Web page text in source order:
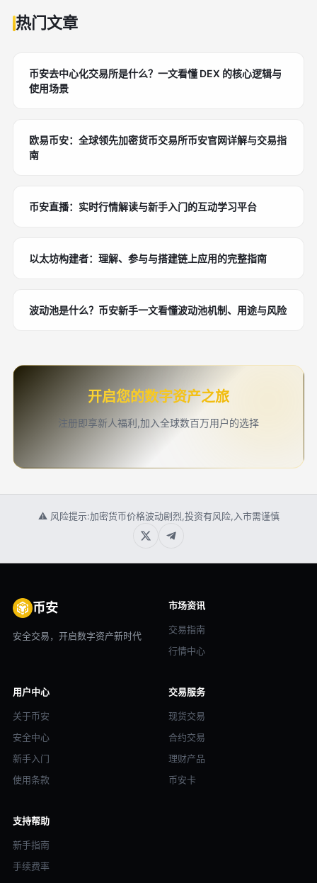
热门文章
币安去中心化交易所是什么？一文看懂 DEX 的核心逻辑与
使用场景
欧易币安：全球领先加密货币交易所币安官网详解与交易指
南
币安直播：实时行情解读与新手入门的互动学习平台
以太坊构建者：理解、参与与搭建链上应用的完整指南
波动池是什么？币安新手一文看懂波动池机制、用途与风险
开启您的数字资产之旅
注册即享新人福利,加入全球数百万用户的选择
⚠ 风险提示:加密货币价格波动剧烈,投资有风险,入市需谨慎
币安
安全交易，开启数字资产新时代
市场资讯
交易指南
行情中心
用户中心
关于币安
安全中心
新手入门
使用条款
交易服务
现货交易
合约交易
理财产品
币安卡
支持帮助
新手指南
手续费率